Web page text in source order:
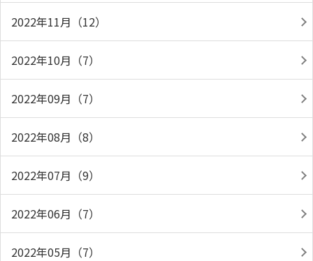
2022年11月（12）
2022年10月（7）
2022年09月（7）
2022年08月（8）
2022年07月（9）
2022年06月（7）
2022年05月（7）